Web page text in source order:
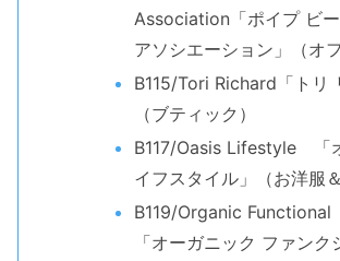
Association「ポイプ ビ
アソシエーション」（オフ
B115/Tori Richard「トリ
（ブティック）
B117/Oasis Lifestyle 「
イフスタイル」（お洋服＆
B119/Organic
「オーガニック ファンク